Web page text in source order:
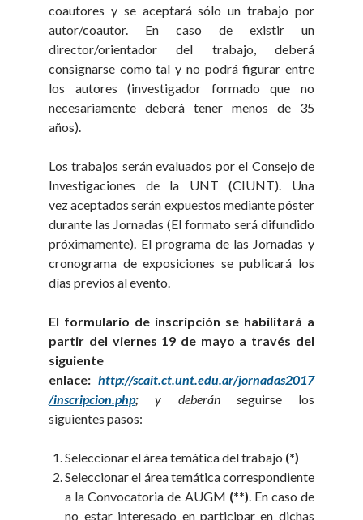
coautores y se aceptará sólo un trabajo por
autor/coautor. En caso de existir un
director/orientador del trabajo, deberá
consignarse como tal y no podrá figurar entre
los autores (investigador formado que no
necesariamente deberá tener menos de 35
años).
Los trabajos serán evaluados por el Consejo de
Investigaciones de la UNT (CIUNT). Una
vez aceptados serán expuestos mediante póster
durante las Jornadas (El formato será difundido
próximamente). El programa de las Jornadas y
cronograma de exposiciones se publicará los
días previos al evento.
El formulario de inscripción se habilitará a
partir del viernes 19 de mayo a través del
siguiente
enlace: http://scait.ct.unt.edu.ar/jornadas2017
/inscripcion.php;y deberán seguirse los
siguientes pasos:
Seleccionar el área temática del trabajo (*)
Seleccionar el área temática correspondiente
a la Convocatoria de AUGM (**). En caso de
no estar interesado en participar en dichas